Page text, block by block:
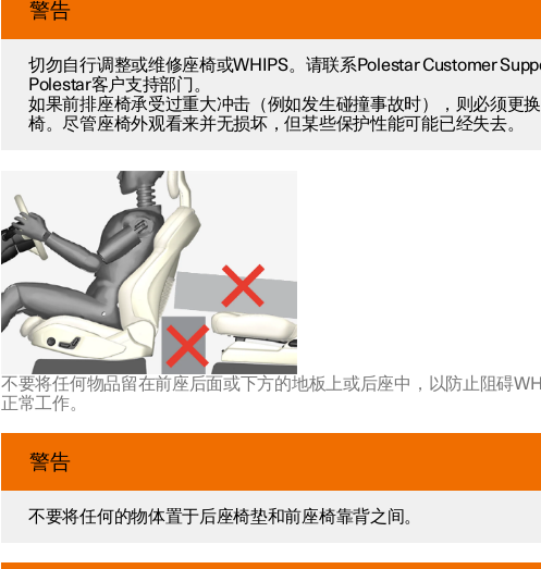
警告
切勿自行调整或维修座椅或WHIPS。请联系Polestar Customer
Polestar客户支持部门。
如果前排座椅承受过重大冲击（例如发生碰撞事故时），则必须更
椅。尽管座椅外观看来并无损坏，但某些保护性能可能已经失去。
不要将任何物品留在前座后面或下方的地板上或后座中，以防止阻碍
正常工作。
警告
不要将任何的物体置于后座椅垫和前座椅靠背之间。